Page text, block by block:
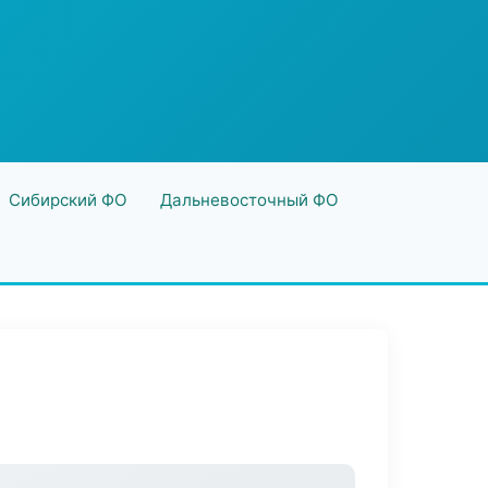
Сибирский ФО Дальневосточный ФО